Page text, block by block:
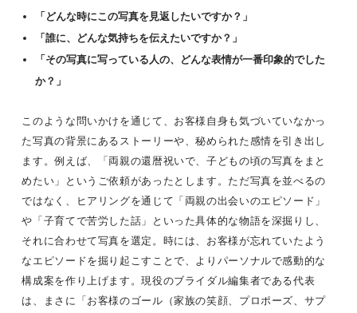
「どんな時にこの写真を見返したいですか？」
「誰に、どんな気持ちを伝えたいですか？」
「その写真に写っている人の、どんな表情が一番印象的でした
か？」
このような問いかけを通じて、お客様自身も気づいていなかっ
た写真の背景にあるストーリーや、秘められた感情を引き出し
ます。例えば、「両親の還暦祝いで、子どもの頃の写真をまと
めたい」というご依頼があったとします。ただ写真を並べるの
ではなく、ヒアリングを通じて「両親の出会いのエピソード」
や「子育てで苦労した話」といった具体的な物語を深掘りし、
それに合わせて写真を選定。時には、お客様が忘れていたよう
なエピソードを掘り起こすことで、よりパーソナルで感動的な
構成案を作り上げます。現役のブライダル編集者である代表
は、まさに「お客様のゴール（家族の笑顔、プロポーズ、サプ